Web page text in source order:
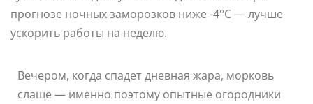
прогнозе ночных заморозков ниже -4°C — лучше
ускорить работы на неделю.
Вечером, когда спадет дневная жара, морковь
слаще — именно поэтому опытные огородники